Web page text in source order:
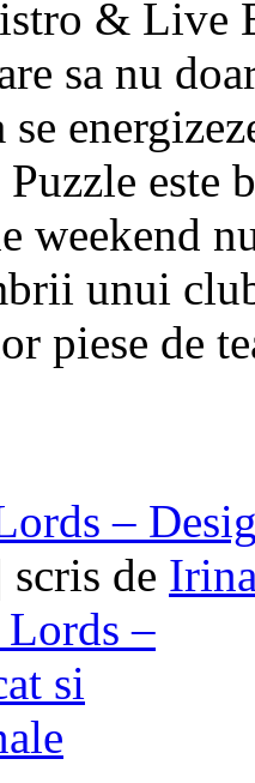
& Live
sa nu
este
weekend
unui
piese de
–
de